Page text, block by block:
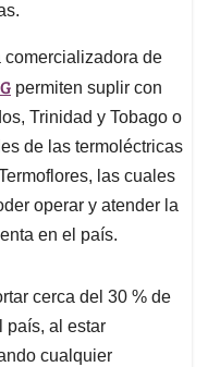
comercializadora de
permiten suplir con
Trinidad y Tobago o
de las termoléctricas
las cuales
operar y atender la
en el país.
cerca del 30 % de
país, al estar
cualquier